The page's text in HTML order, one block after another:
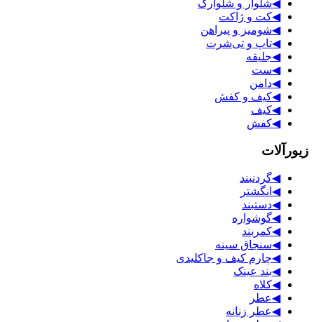
◀شلوار و شلوارک
◀کت و ژاکت
◀شومیز و پیراهن
◀تاپ و تی‌شرت
◀جلیقه
◀ست
◀دامن
◀کیف و کفش
◀کیف
◀کفش
زیورآلات
◀گردنبند
◀ انگشتر
◀دستبند
◀گوشواره
◀کمربند
◀سنجاق سینه
◀چارم کیف و جاکلیدی
◀بند عینک
◀کلاه
◀عطر
◀عطر زنانه